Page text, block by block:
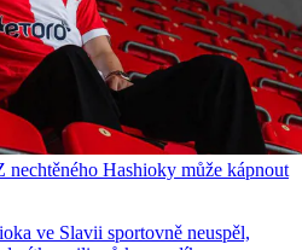
Hashioky může kápnout
ve Slavii sportovně neuspěl,